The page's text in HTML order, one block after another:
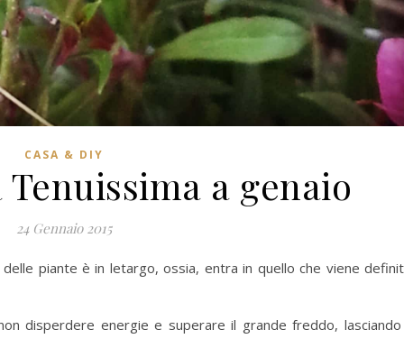
CASA & DIY
a genaio
24 Gennaio 2015
piante è in letargo, ossia, entra in quello che viene
disperdere energie e superare il grande freddo,